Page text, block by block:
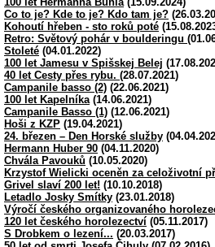
Co to je? Kde to je? Kdo tam je?
Kohoutí hřeben - sto roků poté
Retro: Světový pohár v boulderingu
Stoleté (04.01.2022)
100 let Jamesu v Spišskej Belej
40 let Cesty přes rybu. (28.07.2021)
Campanile basso (2) (22.06.2021)
100 let Kapelníka (14.06.2021)
Campanile Basso (1) (12.06.2021)
Hoši z KZP (19.04.2021)
24. březen – Den Horské služby
Hermann Huber 90 (04.11.2020)
Chvála Pavouků (10.05.2020)
Krzystof Wielicki oceněn za celoživotní
Grivel slaví 200 let! (10.10.2018)
Letadlo Josky Smítky (23.01.2018)
Výročí českého organizovaného
120 let českého horolezectví (05.11.2017)
S Drobkem o lezení... (20.03.2017)